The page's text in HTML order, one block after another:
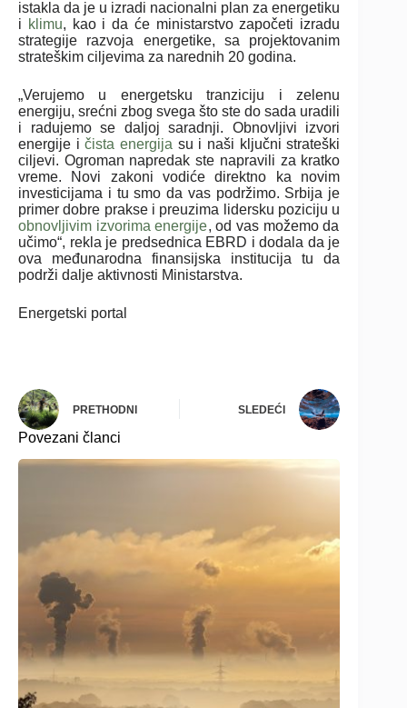
istakla da je u izradi nacionalni plan za energetiku
i klimu, kao i da će ministarstvo započeti izradu
strategije razvoja energetike, sa projektovanim
strateškim ciljevima za narednih 20 godina.
„Verujemo u energetsku tranziciju i zelenu
energiju, srećni zbog svega što ste do sada uradili
i radujemo se daljoj saradnji. Obnovljivi izvori
energije ičista energija su i naši ključni strateški
ciljevi. Ogroman napredak ste napravili za kratko
vreme. Novi zakoni vodiće direktno ka novim
investicijama i tu smo da vas podržimo. Srbija je
primer dobre prakse i preuzima lidersku poziciju u
obnovljivim izvorima energije, od vas možemo da
učimo“, rekla je predsednica EBRD i dodala da je
ova međunarodna finansijska institucija tu da
podrži dalje aktivnosti Ministarstva.
Energetski portal
PRETHODNI SLEDEĆI
Povezani članci